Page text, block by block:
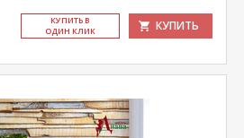
КУ­ПИТЬ В
ОДИН КЛИК
КУПИТЬ